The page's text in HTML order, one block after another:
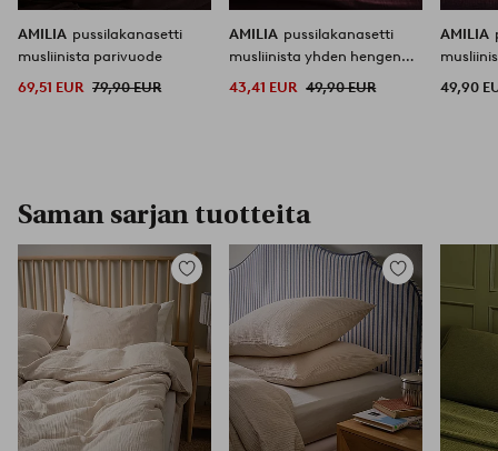
AMILIA pussilakanasetti
musliinista parivuode
69,51 EUR 79,90 EUR
AMILIA pussilakanasetti
musliinista yhden hengen
43,41 EUR 49,90 EUR
AMILIA
49,90
Saman sarjan tuotteita
Lisää
suosikkeihin
Lisää
suosikkeihin